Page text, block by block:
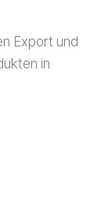
Export und
in